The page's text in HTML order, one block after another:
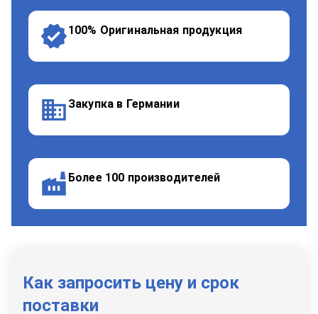
100% Оригинальная продукция
Закупка в Германии
Более 100 производителей
Как запросить цену и срок
поставки